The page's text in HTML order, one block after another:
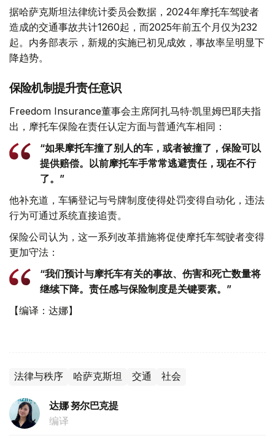
据哈萨克斯坦法律统计委员会数据，2024年摩托车驾驶者
造成的交通事故共计1260起，而2025年前五个月仅为232
起。内务部表示，新规的实施已初见成效，事故率呈明显下
降趋势。
保险机制提升责任意识
Freedom Insurance董事会主席阿扎马特·凯里姆巴耶夫指
出，摩托车保险在责任认定方面与普通汽车相同：
“如果摩托车撞了别人的车，或者被撞了，保险可以
提供赔偿。以前摩托车手常常逃避责任，现在不行
了。”
他补充道，车辆登记与号牌制度使得处罚变得自动化，违法
行为可通过系统直接追责。
保险公司认为，这一系列改革措施将促使摩托车驾驶者变得
更加守法：
“我们预计与摩托车有关的事故、伤害和死亡数量将
继续下降。责任感与保险制度是关键要素。”
【编译：达娜】
法律与秩序 哈萨克斯坦 交通 社会
达娜 努尔巴克提
编译